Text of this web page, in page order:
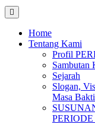
Home
Tentang Kami
Profil
Sambutan
Sejarah
Slogan,
Masa
PERIODE